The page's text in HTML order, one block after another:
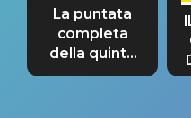
La puntata
completa
della quinta
tappa